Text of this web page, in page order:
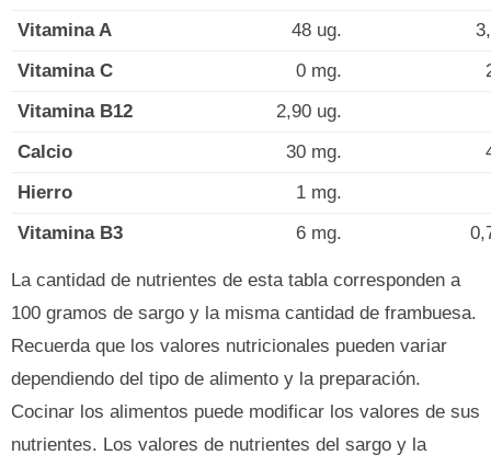
Vitamina A
48 ug.
Vitamina C
0 mg.
Vitamina B12
2,90 ug.
Calcio
30 mg.
Hierro
1 mg.
Vitamina B3
6 mg.
La cantidad de nutrientes de esta tabla corresponden a
100 gramos de sargo y la misma cantidad de frambuesa.
Recuerda que los valores nutricionales pueden variar
dependiendo del tipo de alimento y la preparación.
Cocinar los alimentos puede modificar los valores de sus
nutrientes. Los valores de nutrientes del sargo y la